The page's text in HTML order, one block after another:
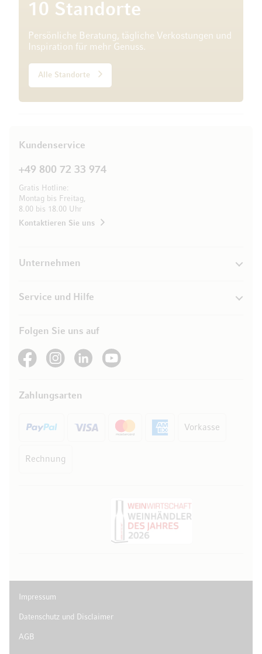
10 Standorte
Persönliche Beratung, tägliche Verkostungen und
Inspiration für mehr Genuss.
Alle Standorte
Kundenservice
+49 800 72 33 974
Gratis Hotline:
Montag bis Freitag,
8.00 bis 18.00 Uhr
Kontaktieren Sie uns
Unternehmen
Service und Hilfe
Folgen Sie uns auf
See our FacebookSee our Instagram account
See our LinkedInSee our YouTube channel
Zahlungsarten
Vorkasse
Rechnung
Impressum
Datenschutz und Disclaimer
AGB